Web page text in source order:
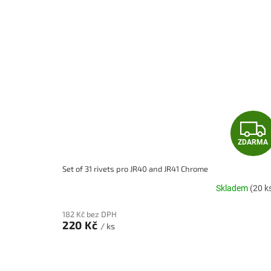
ZDARMA
Set of 31 rivets pro JR40 and JR41 Chrome
Skladem (20
182 Kč bez DPH
220 Kč / ks